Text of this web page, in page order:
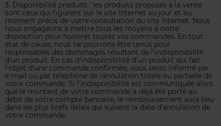
3. Disponibilité produits : les produits proposés à la vente
sont ceux qui figurent sur le site Internet au jour et au
moment précis de votre consultation du site Internet. Nous
nous engageons à mettre tous les moyens à notre
disposition pour honorer toutes vos commandes. En tout
état de cause, nous ne pourrons être tenus pour
responsables des dommages résultant de l'indisponibilité
d'un produit. En cas d'indisponibilité d'un produit qui fait
l'objet d'une commande confirmée, vous serez informé par
e-mail ou par téléphone de l´annulation totale ou partielle de
votre commande. Si l'indisponibilité est communiquée alors
que le montant de votre commande a déjà été porté au
débit de votre compte bancaire, le remboursement aura lieu
dans les plus brefs délais qui suivent la date d’annulation de
votre commande.